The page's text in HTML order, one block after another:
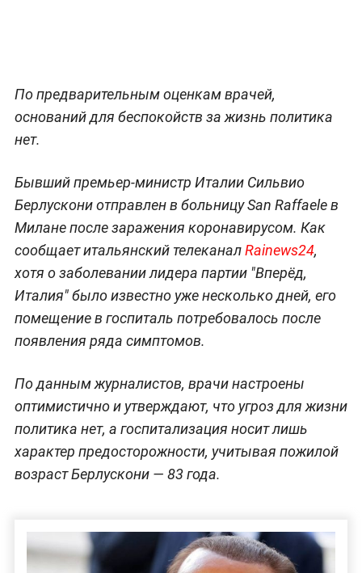
По предварительным оценкам врачей,
оснований для беспокойств за жизнь политика
нет.
Бывший премьер-министр Италии Сильвио
Берлускони отправлен в больницу San Raffaele в
Милане после заражения коронавирусом. Как
сообщает итальянский телеканалRainews24,
хотя о заболевании лидера партии "Вперёд,
Италия" было известно уже несколько дней, его
помещение в госпиталь потребовалось после
появления ряда симптомов.
По данным журналистов, врачи настроены
оптимистично и утверждают, что угроз для жизни
политика нет, а госпитализация носит лишь
характер предосторожности, учитывая пожилой
возраст Берлускони — 83 года.